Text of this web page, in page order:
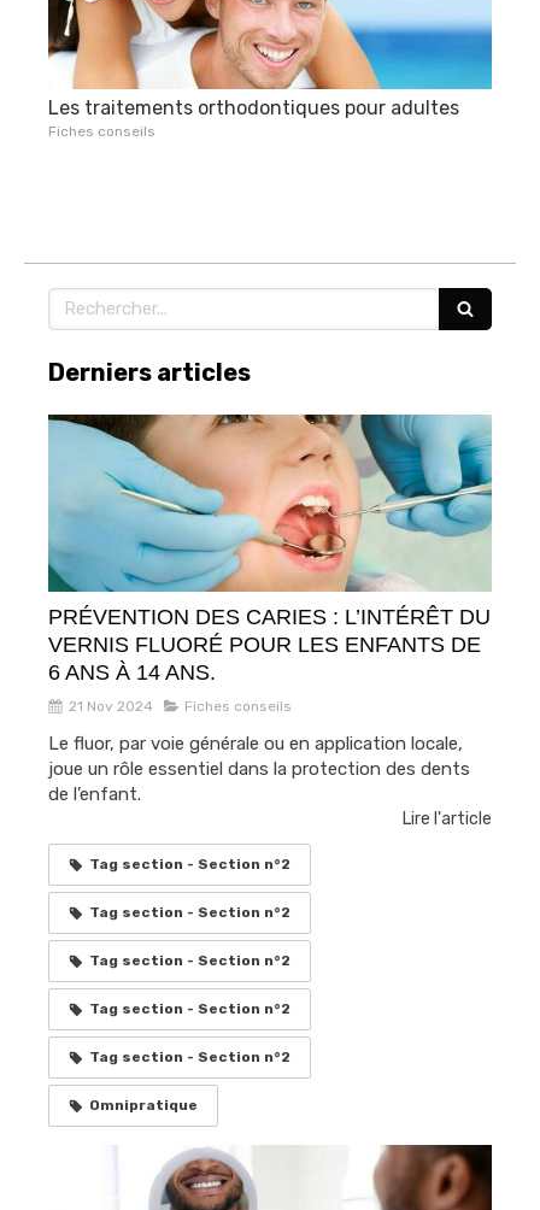
Les traitements orthodontiques pour adultes
Fiches conseils
Rechercher
Derniers articles
PRÉVENTION DES CARIES : L’INTÉRÊT DU
VERNIS FLUORÉ POUR LES ENFANTS DE
6 ANS À 14 ANS.
21 Nov 2024 Fiches conseils
Le fluor, par voie générale ou en application locale,
joue un rôle essentiel dans la protection des dents
de l’enfant.
Lire l'article
Tag section - Section n°2
Tag section - Section n°2
Tag section - Section n°2
Tag section - Section n°2
Tag section - Section n°2
Omnipratique